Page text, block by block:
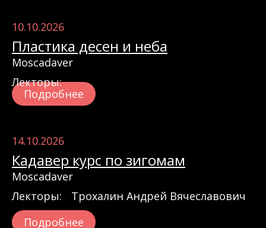
10.10.2026
Пластика десен и неба
Moscadaver
Лекторы:
Подробнее
14.10.2026
Кадавер курс по зигомам
Moscadaver
Лекторы:
Трохалин Андрей Вячеславович
Подробнее